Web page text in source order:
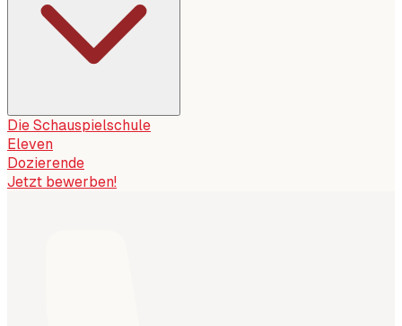
Die Schauspielschule
Eleven
Dozierende
Jetzt bewerben!